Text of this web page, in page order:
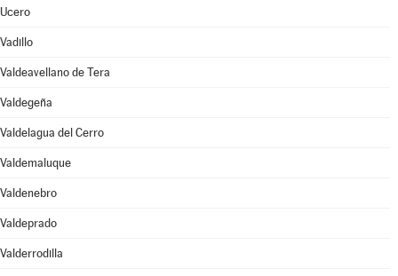
Ucero
Vadillo
Valdeavellano de Tera
Valdegeña
Valdelagua del Cerro
Valdemaluque
Valdenebro
Valdeprado
Valderrodilla